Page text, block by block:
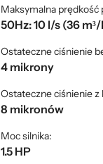
Maksymalna prędkość
50Hz: 10 l/s (36
Ostateczne ciśnienie
4 mikrony
Ostateczne ciśnienie
8 mikronów
Moc silnika:
1.5 HP